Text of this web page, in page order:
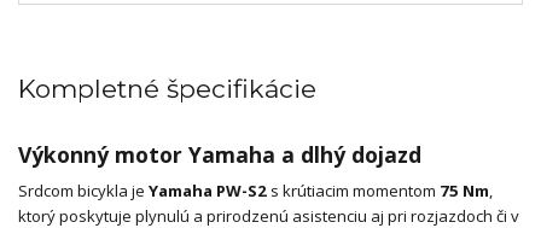
Kompletné špecifikácie
Výkonný motor Yamaha a dlhý dojazd
Srdcom bicykla je Yamaha PW-S2 s krútiacim momentom 75 Nm,
ktorý poskytuje plynulú a prirodzenú asistenciu aj pri rozjazdoch či v